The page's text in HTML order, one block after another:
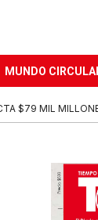
MUNDO
$79 MIL